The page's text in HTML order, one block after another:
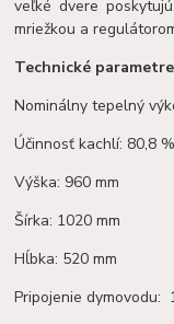
veľké dvere
mriežkou a
Technické
Nominálny tepelný
Účinnosť kachlí: 80,8 %
Výška: 960 mm
Šírka: 1020 mm
Hĺbka: 520 mm
Pripojenie dymovodu: